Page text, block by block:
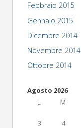
Febbraio 2015
Gennaio 2015
Dicembre 2014
Novembre 2014
Ottobre 2014
Agosto 2026
L
M
3
4